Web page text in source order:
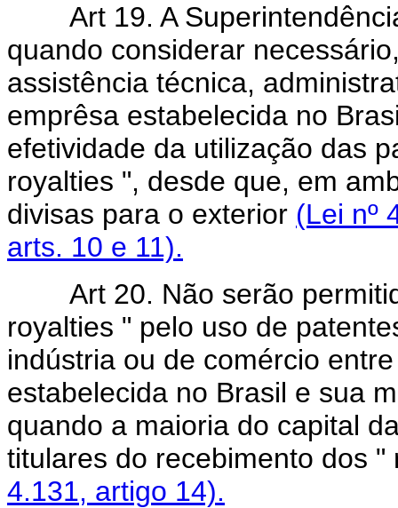
Art 19. A
quando considerar
assistência técnica,
emprêsa estabelecida no
efetividade da utilização das
royalties ", desde que, em
divisas para o exterior (Lei nº
arts. 10 e 11).
Art 20. Não serão
royalties " pelo uso de
indústria ou de comércio
estabelecida no Brasil e sua
quando a maioria do capital
titulares do recebimento dos
4.131, artigo 14).